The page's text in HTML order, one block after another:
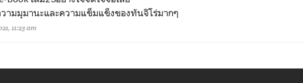
ามมุมานะและความแข็มแข็งของทันจิโร่มากๆ
11:23 am